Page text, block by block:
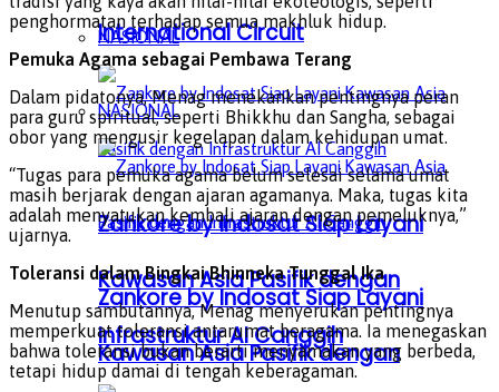
NASIONAL
Zankore by Indosat Siap Layani
Kawasan Asia Pasifik dengan
Infrastruktur AI Canggih
International Circuit
NASIONAL
Zankore by Indosat Siap Layani
Kawasan Asia Pasifik dengan
penghormatan terhadap semua makhluk hidup.
Pemuka Agama sebagai Pembawa Terang
Dalam pidatonya, Menag menekankan pentingnya peran
para guru spiritual, seperti Bhikkhu dan Sangha, sebagai
obor yang mengusir kegelapan dalam kehidupan umat.
“Tugas para pemuka agama belum selesai selama umat
masih berjarak dengan ajaran agamanya. Maka, tugas kita
adalah menyatukan kembali ajaran dengan pemeluknya,”
ujarnya.
Toleransi dalam Bingkai Bhinneka Tunggal Ika
Menutup sambutannya, Menag menyerukan pentingnya
memperkuat toleransi antarumat beragama. Ia menegaskan
bahwa toleransi bukan berarti menyamakan yang berbeda,
tetapi hidup damai di tengah keberagaman.